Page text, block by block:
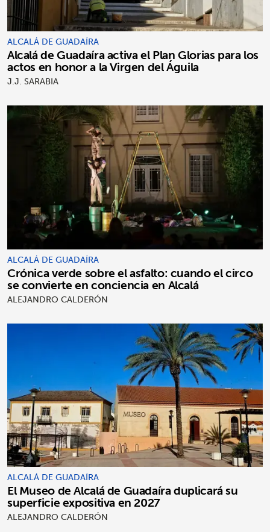
ALCALÁ DE GUADAÍRA
Alcalá de Guadaíra activa el Plan Glorias para los
actos en honor a la Virgen del Águila
J.J. SARABIA
ALCALÁ DE GUADAÍRA
Crónica verde sobre el asfalto: cuando el circo
se convierte en conciencia en Alcalá
ALEJANDRO CALDERÓN
ALCALÁ DE GUADAÍRA
El Museo de Alcalá de Guadaíra duplicará su
superficie expositiva en 2027
ALEJANDRO CALDERÓN